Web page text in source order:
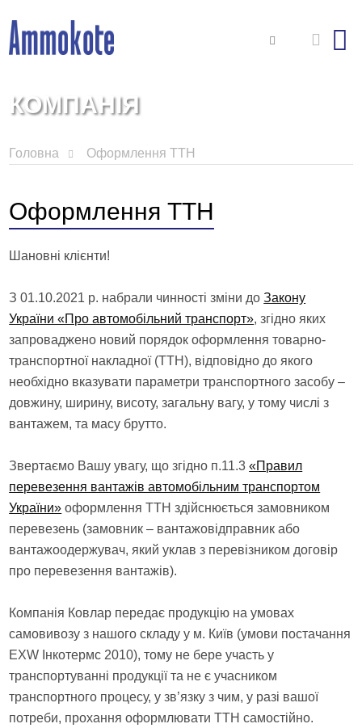
КОМПАНІЯ
Головна Оформлення ТТН
Оформлення ТТН
Шановні клієнти!
З 01.10.2021 р. набрали чинності зміни доЗакону
України «Про автомобільний транспорт», згідно яких
запроваджено новий порядок оформлення товарно-
транспортної накладної (ТТН), відповідно до якого
необхідно вказувати параметри транспортного засобу –
довжину, ширину, висоту, загальну вагу, у тому числі з
вантажем, та масу брутто.
Звертаємо Вашу увагу, що згідно п.11.3«Правил
перевезення вантажів автомобільним транспортом
України» оформлення ТТН здійснюється замовником
перевезень (замовник – вантажовідправник або
вантажоодержувач, який уклав з перевізником договір
про перевезення вантажів).
Компанія Ковлар передає продукцію на умовах
самовивозу з нашого складу у м. Київ (умови постачання
EXW Інкотермс 2010), тому не бере участь у
транспортуванні продукції та не є учасником
транспортного процесу, у зв’язку з чим, у разі вашої
потреби, прохання оформлювати ТТН самостійно.